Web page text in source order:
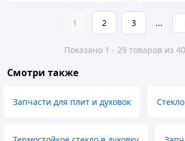
1 2 3 ...
Показано 1 - 29 товаров из
Смотри также
Запчасти для плит и духовок